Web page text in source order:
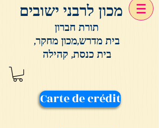
מכון לרבני ישובים
תורת חברון
בית מדרש,מכון מחקר,
בית כנסת, קהילה
Carte de crédit